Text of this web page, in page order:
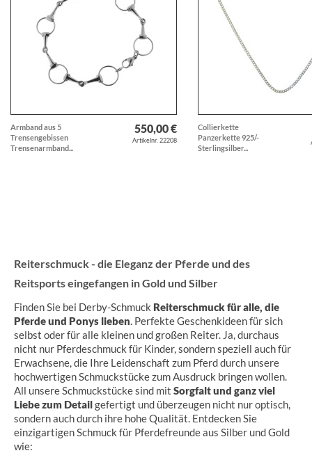
Armband aus 5
Trensengebissen
Trensenarmband...
550,00 €
Artikelnr. 22208
Collierkette
Panzerkette 925/-
Sterlingsilber...
Reiterschmuck - die Eleganz der Pferde und des
Reitsports eingefangen in Gold und Silber
Finden Sie bei Derby-Schmuck Reiterschmuck für alle, die
Pferde und Ponys lieben. Perfekte Geschenkideen für sich
selbst oder für alle kleinen und großen Reiter. Ja, durchaus
nicht nur Pferdeschmuck für Kinder, sondern speziell auch für
Erwachsene, die Ihre Leidenschaft zum Pferd durch unsere
hochwertigen Schmuckstücke zum Ausdruck bringen wollen.
All unsere Schmuckstücke sind mit Sorgfalt und ganz viel
Liebe zum Detailgefertigt und überzeugen nicht nur optisch,
sondern auch durch ihre hohe Qualität. Entdecken Sie
einzigartigen Schmuck für Pferdefreunde aus Silber und Gold
wie: